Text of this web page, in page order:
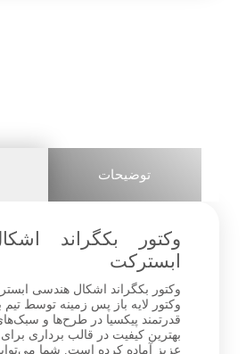
1+
توضیحات
وکتور بکگراند
ابسترکت
وکتور بکگراند اشکال هندسی
وکتور لایه باز پس زمینه توسط تیم
قدرتمند پیکسیا در طرح‌ها و
بهترین کیفیت در قالب برداری